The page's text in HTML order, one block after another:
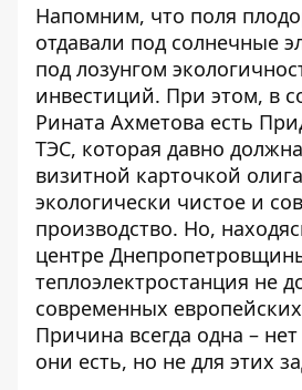
Напомним, что поля
отдавали под солнечные
под лозунгом
инвестиций. При этом, в
Рината Ахметова есть
ТЭС, которая давно
визитной карточкой
экологически чистое и
производство. Но,
центре
теплоэлектростанция не
современных
Причина всегда одна –
они есть, но не для этих